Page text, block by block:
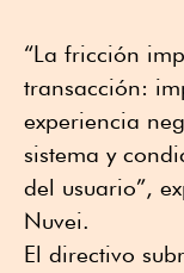
“La fricción
transacción:
experiencia
sistema y
del usuario”,
Nuvei.
El directivo